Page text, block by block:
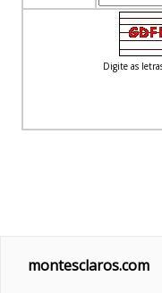
Digite as
montesclaros.com